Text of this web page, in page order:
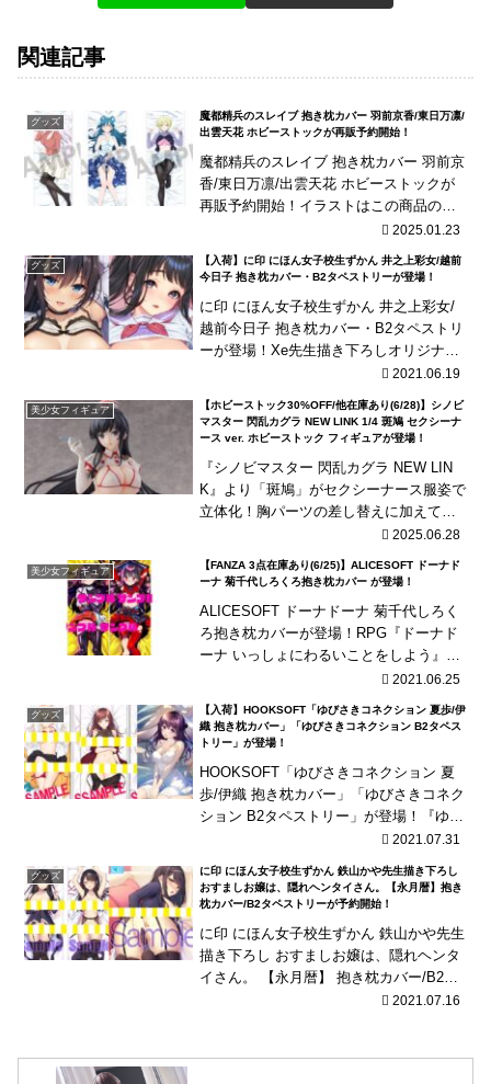
関連記事
グッズ
魔都精兵のスレイブ 抱き枕カバー 羽前京香/東日万凛/
出雲天花 ホビーストックが再販予約開始！
魔都精兵のスレイブ 抱き枕カバー 羽前京
香/東日万凛/出雲天花 ホビーストックが
再販予約開始！イラストはこの商品のた
2025.01.23
グッズ
【入荷】に印 にほん女子校生ずかん 井之上彩女/越前
今日子 抱き枕カバー・B2タペストリーが登場！
に印 にほん女子校生ずかん 井之上彩女/
越前今日子 抱き枕カバー・B2タペストリ
ーが登場！Xe先生描き下ろしオリジナル
JK「井之上彩女」と、柾見ちえ先生最新
カバー...
2021.06.19
美少女フィギュア
【ホビーストック30%OFF/他在庫あり(6/28)】シノビ
マスター 閃乱カグラ NEW LINK 1/4 斑鳩 セクシーナ
ース ver. ホビーストック フィギュアが登場！
『シノビマスター 閃乱カグラ NEW LIN
K』より「斑鳩」がセクシーナース服姿で
立体化！胸パーツの差し替えに加えてス
2025.06.28
美少女フィギュア
【FANZA 3点在庫あり(6/25)】ALICESOFT ドーナド
ーナ 菊千代しろくろ抱き枕カバー が登場！
ALICESOFT ドーナドーナ 菊千代しろく
ろ抱き枕カバーが登場！RPG『ドーナド
ーナ いっしょにわるいことをしよう』よ
り「菊千代」の抱き枕カバーです。キャ
おろし...
2021.06.25
グッズ
【入荷】HOOKSOFT「ゆびさきコネクション 夏歩/伊
織 抱き枕カバー」「ゆびさきコネクション B2タペス
トリー」が登場！
HOOKSOFT「ゆびさきコネクション 夏
歩/伊織 抱き枕カバー」「ゆびさきコネク
ション B2タペストリー」が登場！『ゆび
さきコネクション』より「夏歩」と「伊
の絵柄...
2021.07.31
グッズ
に印 にほん女子校生ずかん 鉄山かや先生描き下ろし
おすましお嬢は、隠れヘンタイさん。【永月暦】抱き
枕カバー/B2タペストリーが予約開始！
に印 にほん女子校生ずかん 鉄山かや先生
描き下ろし おすましお嬢は、隠れヘンタ
イさん。 【永月暦】 抱き枕カバー/B2タ
2021.07.16